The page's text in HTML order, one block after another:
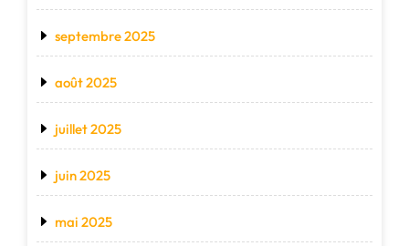
septembre 2025
août 2025
juillet 2025
juin 2025
mai 2025